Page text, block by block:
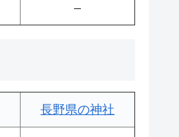
–
長野県の神社